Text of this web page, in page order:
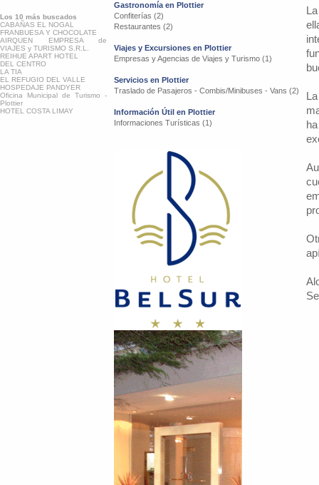
Los 10 más buscados
CABAÑAS EL NOGAL
FRANBUESA Y CHOCOLATE
AIRQUEN EMPRESA de
VIAJES y TURISMO S.R.L.
REIHUE APART HOTEL
DEL CENTRO
LA TIA
EL REFUGIO DEL VALLE
HOSPEDAJE PANDYER
Oficina Municipal de Turismo -
Plottier
HOTEL COSTA LIMAY
Gastronomía en Plottier
Confiterías (2)
Restaurantes (2)
Viajes y Excursiones en Plottier
Empresas y Agencias de Viajes y Turismo (1)
Servicios en Plottier
Traslado de Pasajeros - Combis/Minibuses - Vans (2)
Información Útil en Plottier
Informaciones Turísticas (1)